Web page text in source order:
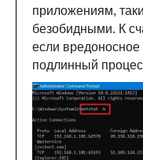
приложениям,
безобидными. К
если
подлинный